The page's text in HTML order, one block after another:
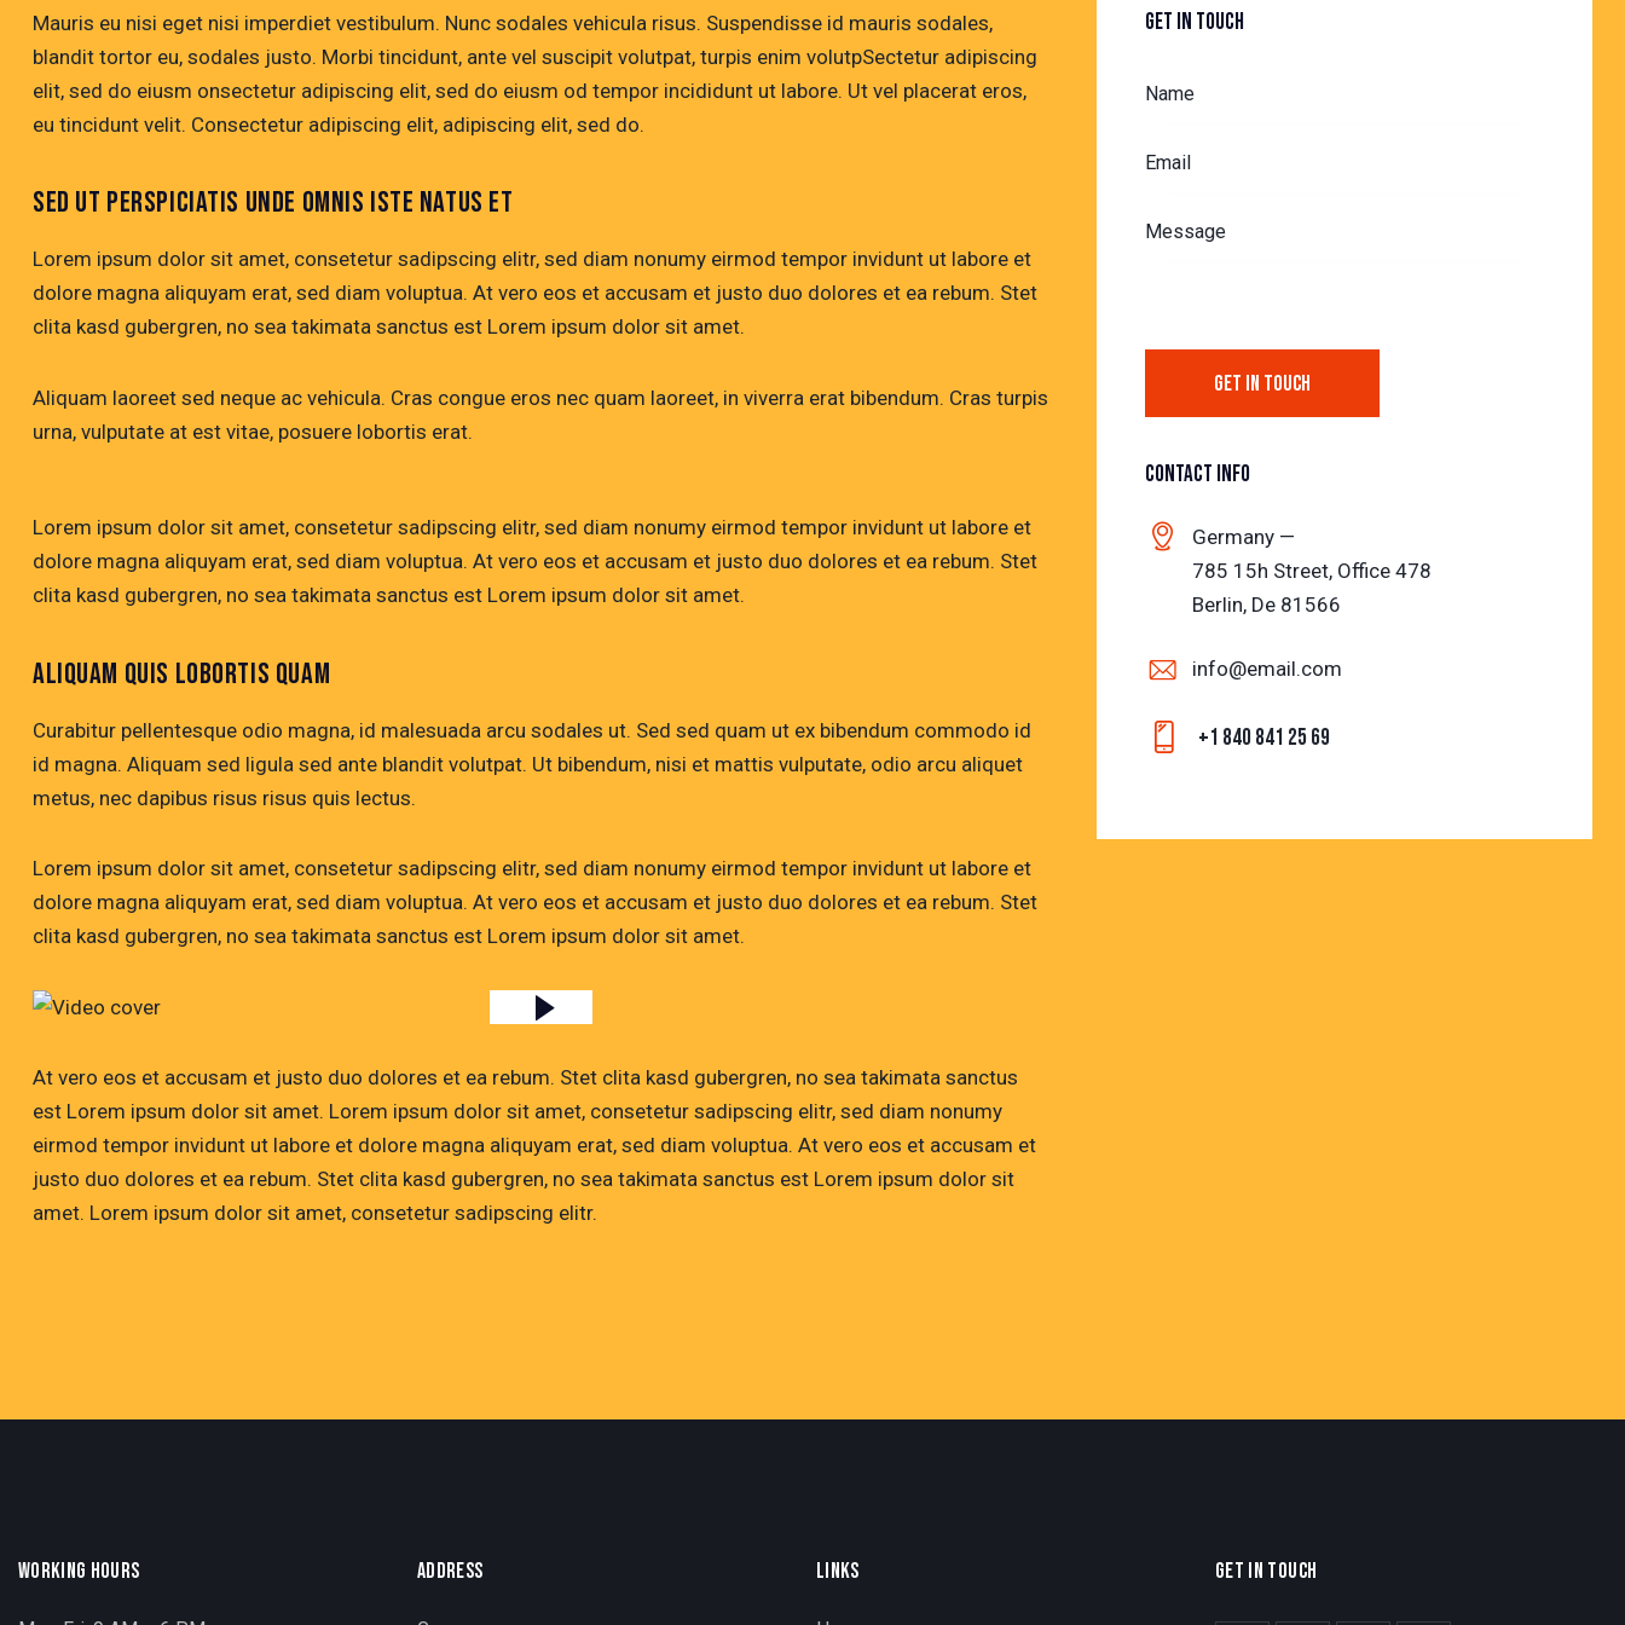
Mauris eu nisi eget nisi imperdiet vestibulum. Nunc sodales vehicula risus. Suspendisse id mauris sodales,
blandit tortor eu, sodales justo. Morbi tincidunt, ante vel suscipit volutpat, turpis enim volutpSectetur adipiscing
elit, sed do eiusm onsectetur adipiscing elit, sed do eiusm od tempor incididunt ut labore. Ut vel placerat eros,
eu tincidunt velit. Consectetur adipiscing elit, adipiscing elit, sed do.
SED UT PERSPICIATIS UNDE OMNIS ISTE NATUS ET
Lorem ipsum dolor sit amet, consetetur sadipscing elitr, sed diam nonumy eirmod tempor invidunt ut labore et
dolore magna aliquyam erat, sed diam voluptua. At vero eos et accusam et justo duo dolores et ea rebum. Stet
clita kasd gubergren, no sea takimata sanctus est Lorem ipsum dolor sit amet.
Aliquam laoreet sed neque ac vehicula. Cras congue eros nec quam laoreet, in viverra erat bibendum. Cras turpis
urna, vulputate at est vitae, posuere lobortis erat.
Lorem ipsum dolor sit amet, consetetur sadipscing elitr, sed diam nonumy eirmod tempor invidunt ut labore et
dolore magna aliquyam erat, sed diam voluptua. At vero eos et accusam et justo duo dolores et ea rebum. Stet
clita kasd gubergren, no sea takimata sanctus est Lorem ipsum dolor sit amet.
ALIQUAM QUIS LOBORTIS QUAM
Curabitur pellentesque odio magna, id malesuada arcu sodales ut. Sed sed quam ut ex bibendum commodo id
id magna. Aliquam sed ligula sed ante blandit volutpat. Ut bibendum, nisi et mattis vulputate, odio arcu aliquet
metus, nec dapibus risus risus quis lectus.
Lorem ipsum dolor sit amet, consetetur sadipscing elitr, sed diam nonumy eirmod tempor invidunt ut labore et
dolore magna aliquyam erat, sed diam voluptua. At vero eos et accusam et justo duo dolores et ea rebum. Stet
clita kasd gubergren, no sea takimata sanctus est Lorem ipsum dolor sit amet.
At vero eos et accusam et justo duo dolores et ea rebum. Stet clita kasd gubergren, no sea takimata sanctus
est Lorem ipsum dolor sit amet. Lorem ipsum dolor sit amet, consetetur sadipscing elitr, sed diam nonumy
eirmod tempor invidunt ut labore et dolore magna aliquyam erat, sed diam voluptua. At vero eos et accusam et
justo duo dolores et ea rebum. Stet clita kasd gubergren, no sea takimata sanctus est Lorem ipsum dolor sit
amet. Lorem ipsum dolor sit amet, consetetur sadipscing elitr.
GET IN TOUCH
CONTACT INFO
Germany —
785 15h Street, Office 478
Berlin, De 81566
info@email.com
+1 840 841 25 69
WORKING HOURS ADDRESS LINKS GET IN TOUCH